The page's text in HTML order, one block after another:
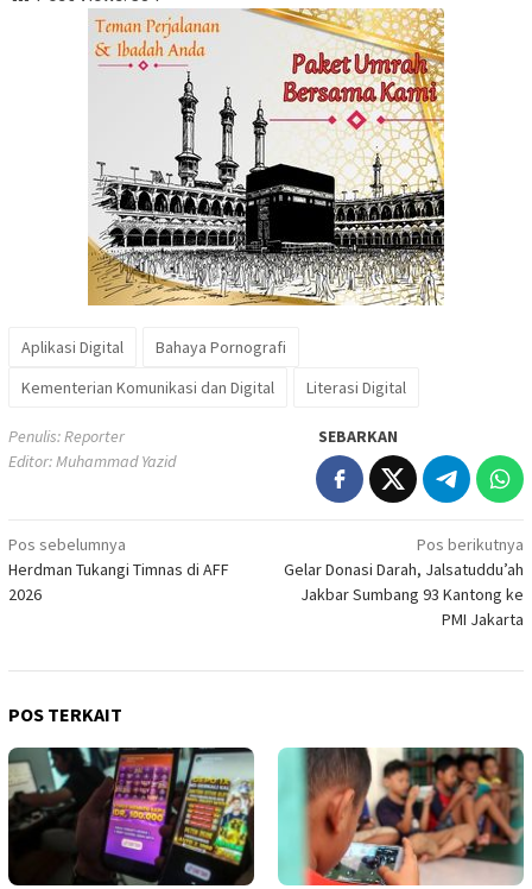
Aplikasi Digital
Bahaya Pornografi
Kementerian Komunikasi dan Digital
Literasi Digital
Penulis: Reporter
Editor: Muhammad Yazid
SEBARKAN
Navigasi
pos
Pos sebelumnya
Herdman Tukangi Timnas di AFF
2026
Pos berikutnya
Gelar Donasi Darah, Jalsatuddu’ah
Jakbar Sumbang 93 Kantong ke
PMI Jakarta
POS TERKAIT